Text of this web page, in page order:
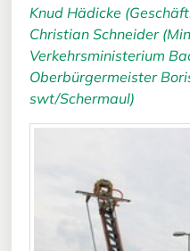
Knud Hädicke
Christian Schneider
Verkehrsministerium
Oberbürgermeister
swt/Schermaul)